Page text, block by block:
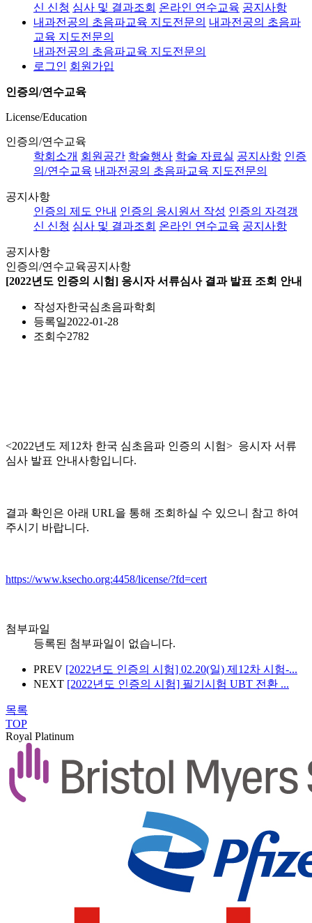
신 신청 심사 및 결과조회 온라인 연수교육 공지사항
내과전공의 초음파교육 지도전문의 내과전공의 초음파
교육 지도전문의
내과전공의 초음파교육 지도전문의
로그인 회원가입
인증의/연수교육
License/Education
인증의/연수교육
학회소개 회원공간 학술행사 학술 자료실 공지사항 인증
의/연수교육 내과전공의 초음파교육 지도전문의
공지사항
인증의 제도 안내 인증의 응시원서 작성 인증의 자격갱
신 신청 심사 및 결과조회 온라인 연수교육 공지사항
공지사항
인증의/연수교육공지사항
[2022년도 인증의 시험] 응시자 서류심사 결과 발표 조회 안내
작성자한국심초음파학회
등록일2022-01-28
조회수2782
<2022년도 제12차 한국 심초음파 인증의 시험> 응시자 서류
심사 발표 안내사항입니다.
결과 확인은 아래 URL을 통해 조회하실 수 있으니 참고 하여
주시기 바랍니다.
https://www.ksecho.org:4458/license/?fd=cert
첨부파일
등록된 첨부파일이 없습니다.
PREV [2022년도 인증의 시험] 02.20(일) 제12차 시험-...
NEXT [2022년도 인증의 시험] 필기시험 UBT 전환 ...
목록
TOP
Royal Platinum